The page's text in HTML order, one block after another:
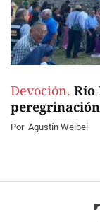
Devoción. Río
Por Agustín Weibel